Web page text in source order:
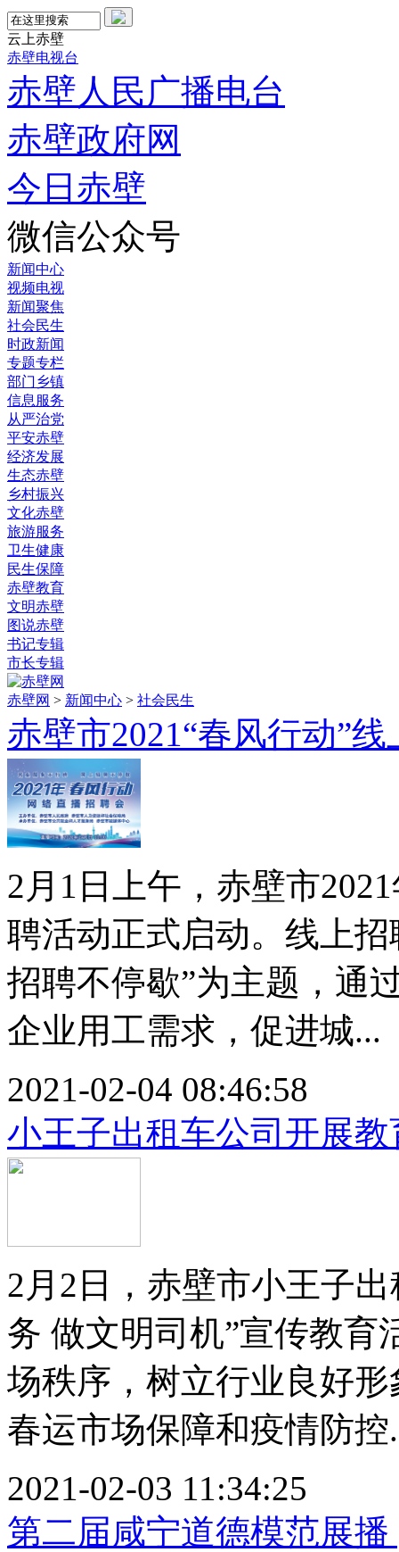
云上赤壁
赤壁电视台
赤壁人民广播电台
赤壁政府网
今日赤壁
微信公众号
新闻中心
视频电视
新闻聚焦
社会民生
时政新闻
专题专栏
部门乡镇
信息服务
从严治党
平安赤壁
经济发展
生态赤壁
乡村振兴
文化赤壁
旅游服务
卫生健康
民生保障
赤壁教育
文明赤壁
图说赤壁
书记专辑
市长专辑
赤壁网 > 新闻中心 > 社会民生
赤壁市2021“春风行动”
2月1日上午，赤壁市
聘活动正式启动。线上
招聘不停歇”为主题，通
企业用工需求，促进城...
2021-02-04 08:46:58
小王子出租车公司开展
2月2日，赤壁市小王子
务 做文明司机”宣传教育
场秩序，树立行业良好
春运市场保障和疫情防控
2021-02-03 11:34:25
第二届咸宁道德模范展播